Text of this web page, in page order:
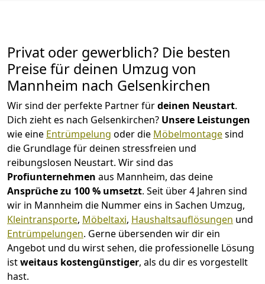
Privat oder gewerblich? Die besten
Preise für deinen Umzug von
Mannheim nach Gelsenkirchen
Wir sind der perfekte Partner fürdeinen Neustart.
Dich zieht es nach Gelsenkirchen? Unsere Leistungen
wie eine Entrümpelung oder die Möbelmontagesind
die Grundlage für deinen stressfreien und
reibungslosen Neustart. Wir sind das
Profiunternehmen aus Mannheim, das deine
Ansprüche zu 100 % umsetzt. Seit über 4 Jahren sind
wir in Mannheim die Nummer eins in Sachen Umzug,
Kleintransporte, Möbeltaxi, Haushaltsauflösungen und
Entrümpelungen. Gerne übersenden wir dir ein
Angebot und du wirst sehen, die professionelle Lösung
istweitaus kostengünstiger, als du dir es vorgestellt
hast.